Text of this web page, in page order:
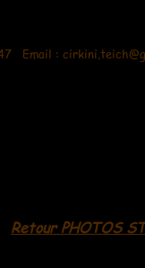
Retour PHOTOS
Email :